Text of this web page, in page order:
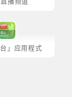
」应用程式